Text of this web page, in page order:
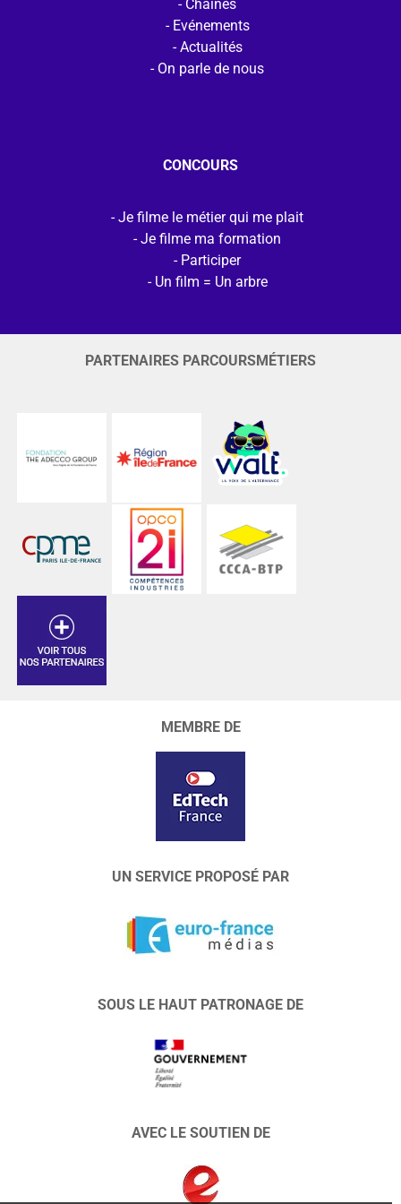
Chaines
Evénements
Actualités
On parle de nous
CONCOURS
Je filme le métier qui me plait
Je filme ma formation
Participer
Un film = Un arbre
PARTENAIRES PARCOURSMÉTIERS
MEMBRE DE
UN SERVICE PROPOSÉ PAR
SOUS LE HAUT PATRONAGE DE
AVEC LE SOUTIEN DE